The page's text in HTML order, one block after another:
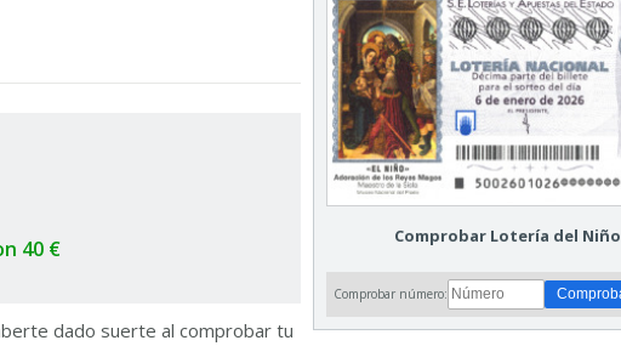
40 €
dado suerte al comprobar tu
Comprobar Lotería del Niño
Comprobar número: